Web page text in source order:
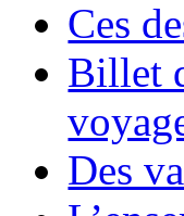
Ces
Billet
Des